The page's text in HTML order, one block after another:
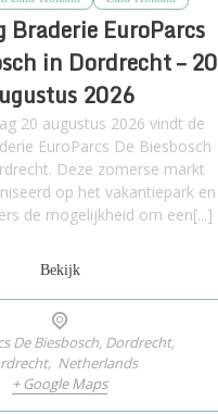
Braderie EuroParcs
in Dordrecht – 20
2026
20 augustus 2026 vindt de
EuroParcs De Biesbosch
Deze zomerse markt
op het vakantiepark en
de mogelijkheid om een[...]
Bekijk
De Biesbosch, Dordrecht,
, Netherlands
+ Google Maps